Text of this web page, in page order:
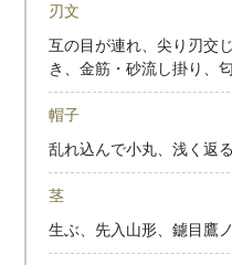
刃文
互の目が連れ、尖り刃交
き、金筋・砂流し掛り、
帽子
乱れ込んで小丸、浅く返る
茎
生ぶ、先入山形、鑢目鷹